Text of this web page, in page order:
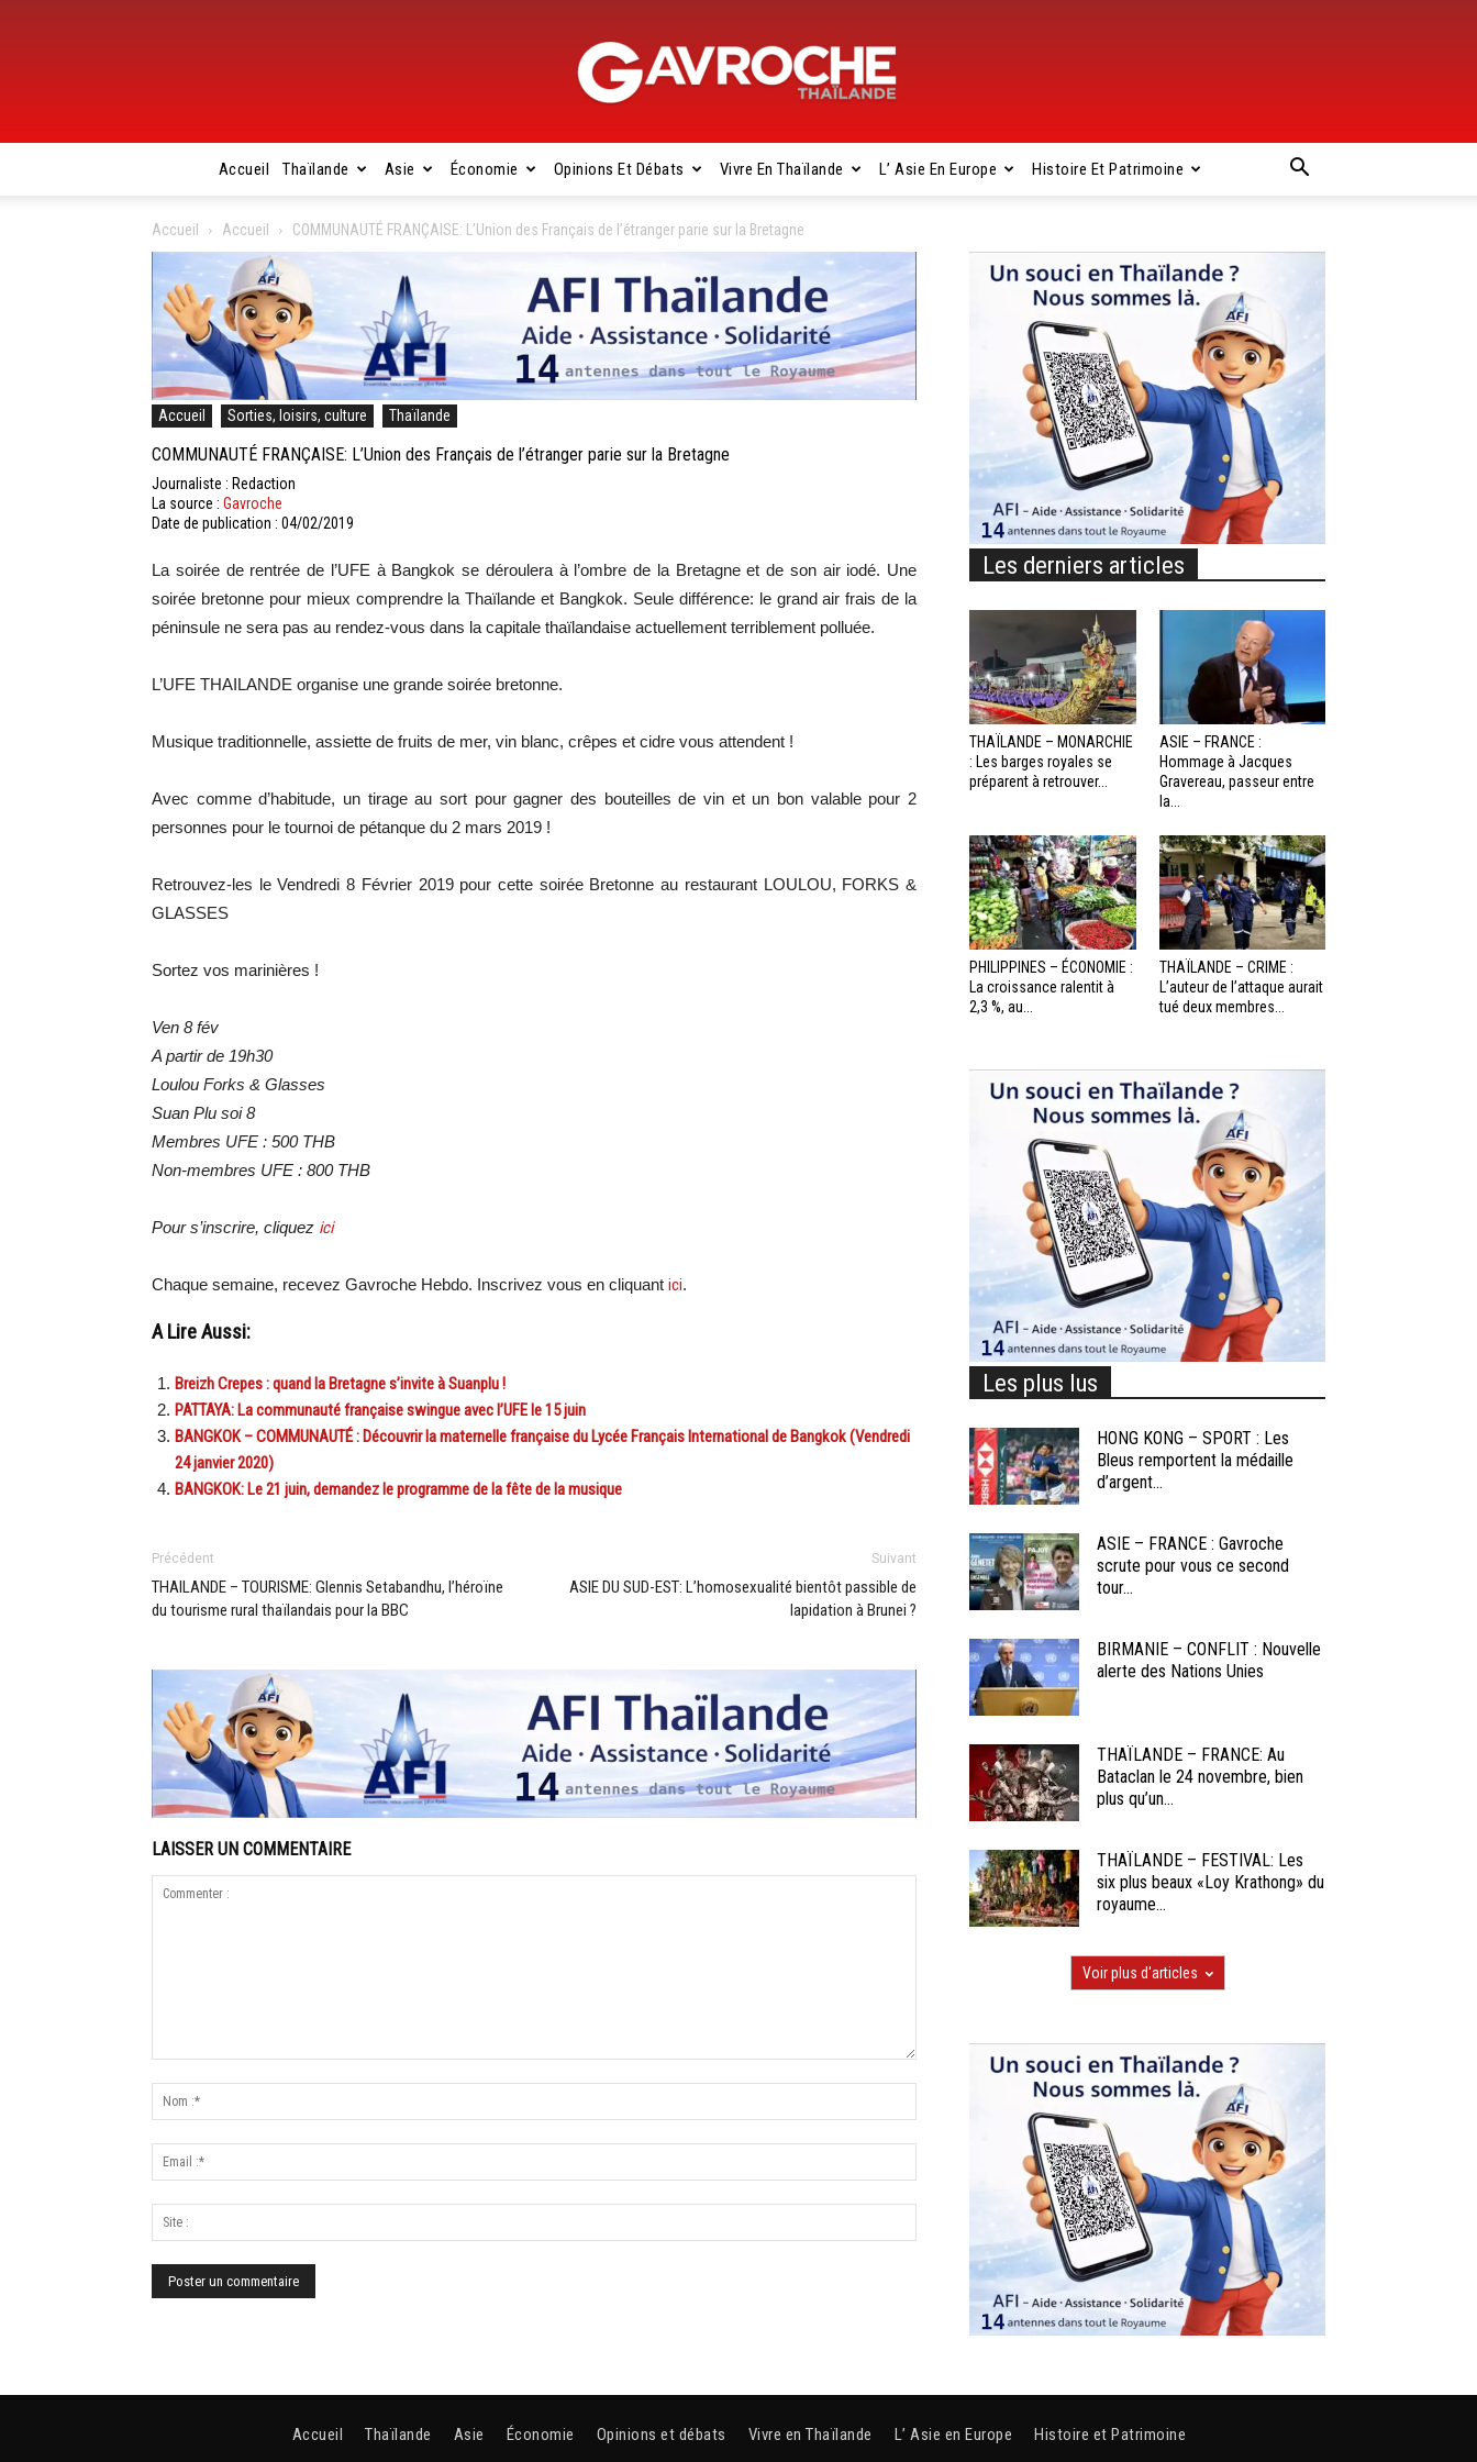
Gavroche
Thaïlande
Accueil Thaïlande Asie Économie Opinions Et Débats Vivre En Thaïlande L’ Asie En Europe Histoire Et Patrimoine
Accueil Accueil COMMUNAUTÉ FRANÇAISE: L’Union des Français de l’étranger parie sur la Bretagne
Accueil Sorties, loisirs, culture Thaïlande
COMMUNAUTÉ FRANÇAISE: L’Union des Français de l’étranger parie sur la Bretagne
Journaliste : Redaction
La source : Gavroche
Date de publication : 04/02/2019
La soirée de rentrée de l’UFE à Bangkok se déroulera à l’ombre de la Bretagne et de son air iodé. Une
soirée bretonne pour mieux comprendre la Thaïlande et Bangkok. Seule différence: le grand air frais de la
péninsule ne sera pas au rendez-vous dans la capitale thaïlandaise actuellement terriblement polluée.
L’UFE THAILANDE organise une grande soirée bretonne.
Musique traditionnelle, assiette de fruits de mer, vin blanc, crêpes et cidre vous attendent !
Avec comme d’habitude, un tirage au sort pour gagner des bouteilles de vin et un bon valable pour 2
personnes pour le tournoi de pétanque du 2 mars 2019 !
Retrouvez-les le Vendredi 8 Février 2019 pour cette soirée Bretonne au restaurant LOULOU, FORKS &
GLASSES
Sortez vos marinières !
Ven 8 fév
A partir de 19h30
Loulou Forks & Glasses
Suan Plu soi 8
Membres UFE : 500 THB
Non-membres UFE : 800 THB
Pour s’inscrire, cliquez ici
Chaque semaine, recevez Gavroche Hebdo. Inscrivez vous en cliquant ici.
A Lire Aussi:
Breizh Crepes : quand la Bretagne s’invite à Suanplu !
PATTAYA: La communauté française swingue avec l’UFE le 15 juin
BANGKOK – COMMUNAUTÉ : Découvrir la maternelle française du Lycée Français International de Bangkok (Vendredi
24 janvier 2020)
BANGKOK: Le 21 juin, demandez le programme de la fête de la musique
Précédent
THAILANDE – TOURISME: Glennis Setabandhu, l’héroïne
du tourisme rural thaïlandais pour la BBC
Suivant
ASIE DU SUD-EST: L’homosexualité bientôt passible de
lapidation à Brunei ?
LAISSER UN COMMENTAIRE
Les derniers articles
THAÏLANDE – MONARCHIE
: Les barges royales se
préparent à retrouver...
ASIE – FRANCE :
Hommage à Jacques
Gravereau, passeur entre
la...
PHILIPPINES – ÉCONOMIE :
La croissance ralentit à
2,3 %, au...
THAÏLANDE – CRIME :
L’auteur de l’attaque aurait
tué deux membres...
Les plus lus
HONG KONG – SPORT : Les
Bleus remportent la médaille
d’argent...
ASIE – FRANCE : Gavroche
scrute pour vous ce second
tour...
BIRMANIE – CONFLIT : Nouvelle
alerte des Nations Unies
THAÏLANDE – FRANCE: Au
Bataclan le 24 novembre, bien
plus qu’un...
THAÏLANDE – FESTIVAL: Les
six plus beaux «Loy Krathong» du
royaume...
Voir plus d'articles
Accueil Thaïlande Asie Économie Opinions et débats Vivre en Thaïlande L’ Asie en Europe Histoire et Patrimoine